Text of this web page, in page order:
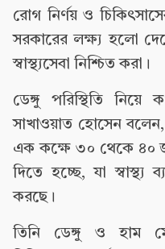
রোগ নির্ণয় ও
সরকারের লক্ষ্য হলো
স্বাস্থ্যসেবা নিশ্চিত করা।
ডেঙ্গু পরিস্থিতি
সাখাওয়াত হোসেন বলেন,
এক কক্ষে ৩০ থেকে ৪০
দিতে হচ্ছে, যা স্বাস্থ্য
করছে।
তিনি ডেঙ্গু ও হাম